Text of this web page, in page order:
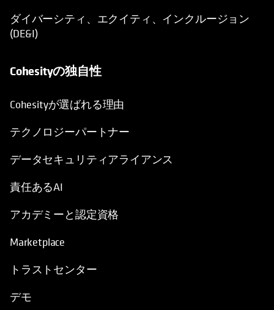
ダイバーシティ、エクイティ、インクルージョン
(DE&I)
Cohesityの独自性
Cohesityが選ばれる理由
テクノロジーパートナー
データセキュリティアライアンス
責任あるAI
アカデミーと認定資格
Marketplace
トラストセンター
デモ